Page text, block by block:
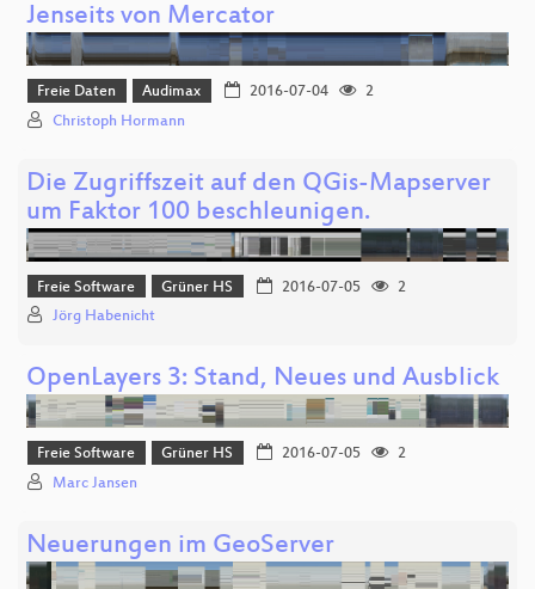
Jenseits von Mercator
Freie Daten Audimax 2016-07-04
2
Christoph Hormann
Die Zugriffszeit auf den QGis-Mapserver
um Faktor 100 beschleunigen.
Freie Software Grüner HS 2016-07-05
2
Jörg Habenicht
OpenLayers 3: Stand, Neues und Ausblick
Freie Software Grüner HS 2016-07-05
2
Marc Jansen
Neuerungen im GeoServer